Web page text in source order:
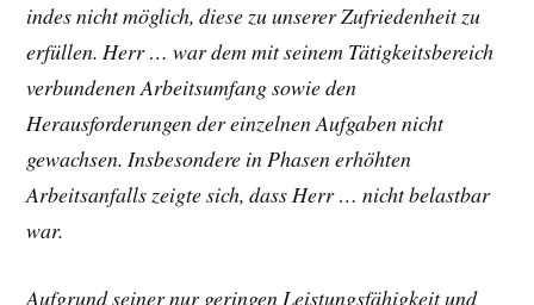
indes nicht möglich, diese zu unserer Zufriedenheit zu
erfüllen. Herr … war dem mit seinem Tätigkeitsbereich
verbundenen Arbeitsumfang sowie den
Herausforderungen der einzelnen Aufgaben nicht
gewachsen. Insbesondere in Phasen erhöhten
Arbeitsanfalls zeigte sich, dass Herr … nicht belastbar
war.
Aufgrund seiner nur geringen Leistungsfähigkeit und